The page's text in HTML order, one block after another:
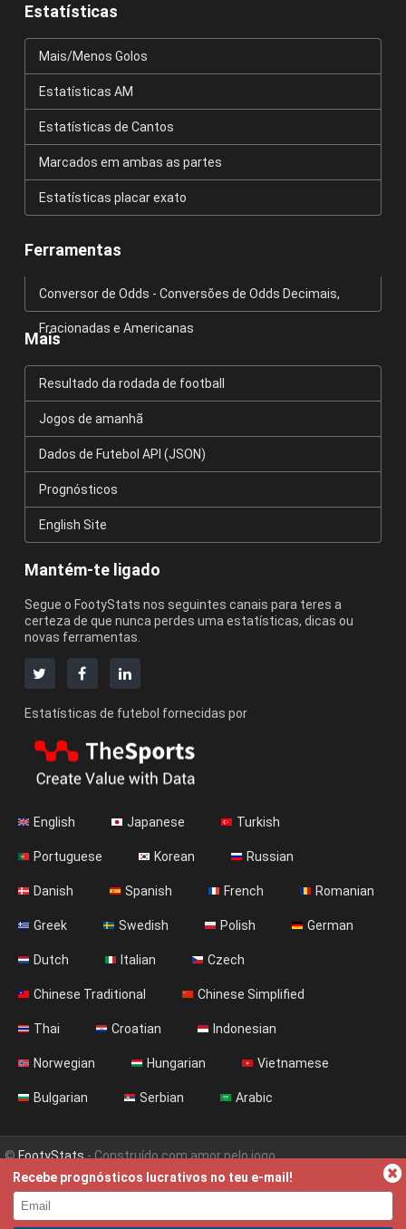
Estatísticas
Mais/Menos Golos
Estatísticas AM
Estatísticas de Cantos
Marcados em ambas as partes
Estatísticas placar exato
Ferramentas
Conversor de Odds - Conversões de Odds Decimais,
Fracionadas e Americanas
Mais
Resultado da rodada de football
Jogos de amanhã
Dados de Futebol API (JSON)
Prognósticos
English Site
Mantém-te ligado
Segue o FootyStats nos seguintes canais para teres a
certeza de que nunca perdes uma estatísticas, dicas ou
novas ferramentas.
Estatísticas de futebol fornecidas por
English Japanese Turkish
Portuguese Korean Russian
Danish Spanish French Romanian
Greek Swedish Polish German
Dutch Italian Czech
Chinese Traditional Chinese Simplified
Thai Croatian Indonesian
Norwegian Hungarian Vietnamese
Bulgarian Serbian Arabic
©FootyStats- Construído com amor pelo jogo
Contacta-nos
Sobre Ajuda Política de Privacidade
Terms & Conditions (English) News (English)
Recebe prognósticos lucrativos no teu e-mail!